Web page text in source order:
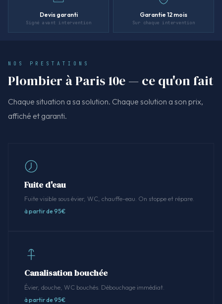
Devis garanti
Signé avant intervention
Garantie 12 mois
Sur chaque intervention
NOS PRESTATIONS
Plombier à Paris 10e — ce qu'on fait
Chaque situation a sa solution. Chaque solution a son prix,
affiché et garanti.
Fuite d'eau
Fuite visible sous évier, WC, chauffe-eau. On stoppe et répare.
à partir de 95€
Canalisation bouchée
Évier, douche, WC bouchés. Débouchage immédiat.
à partir de 95€